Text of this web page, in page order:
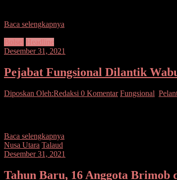
Baca selengkapnya
Headline
Desember 31, 2021
Pejabat Fungsional Dilantik
Diposkan Oleh:Redaksi 0 Komentar Fungsional
Baca selengkapnya
Nusa Utara Talaud
Desember 31, 2021
Tahun Baru, 16 Anggota Brimob